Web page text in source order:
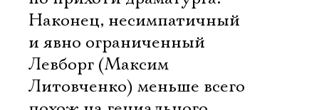
Наконец, несимпатичный
и явно ограниченный
Левборг (Максим
Литовченко) меньше всего